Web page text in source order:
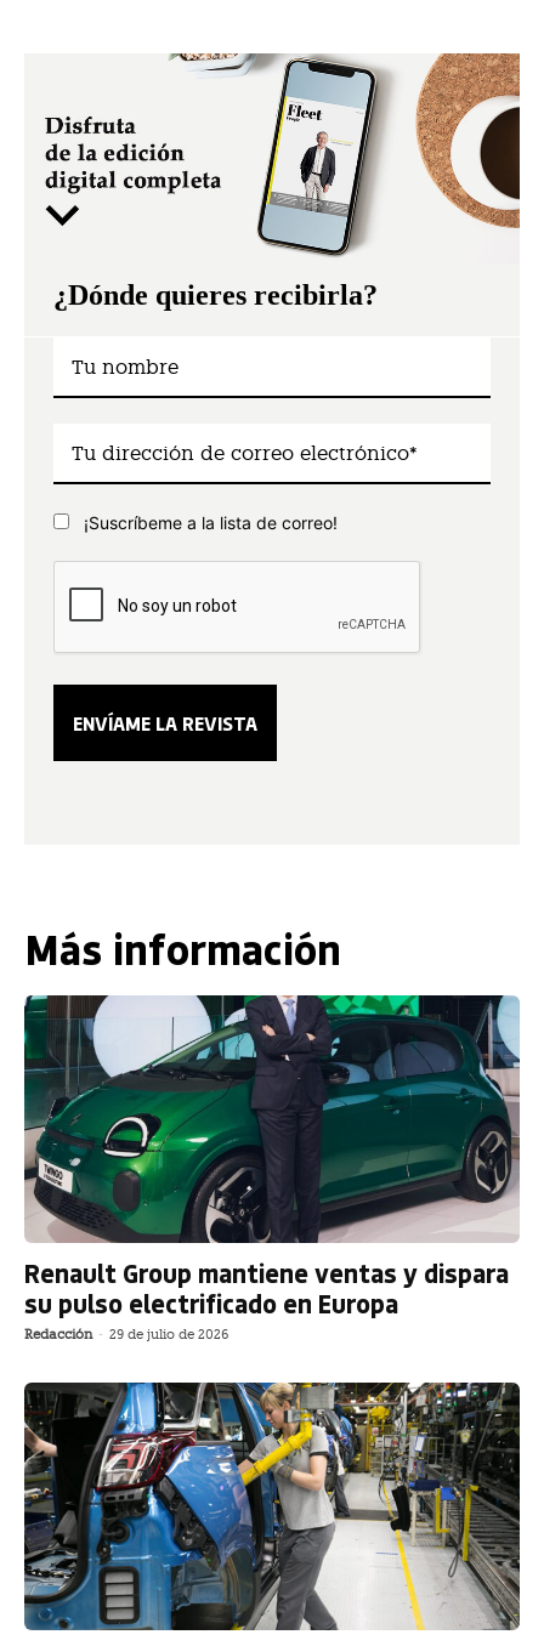
¿Dónde quieres recibirla?
¡Suscríbeme a la lista de correo!
Más información
Renault Group mantiene ventas y dispara
su pulso electrificado en Europa
Redacción - 29 de julio de 2026